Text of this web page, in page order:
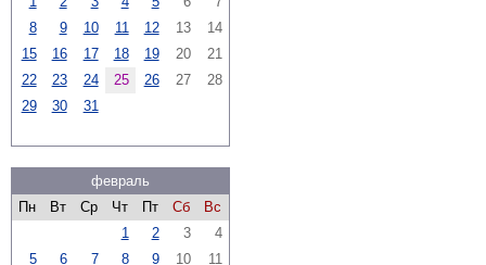
8
9 10 11 12 13
14
15
16 17 18 19 20
21
22
23 24 25 26 27
28
29
30 31
февраль
Пн
Вт Ср Чт Пт Сб
Вс
1
2 3
4
5
6 7 8 9 10 11